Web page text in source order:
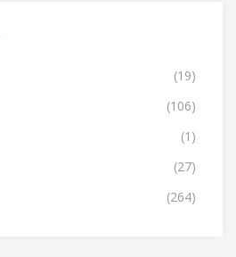
(19)
(106)
(1)
(27)
(264)